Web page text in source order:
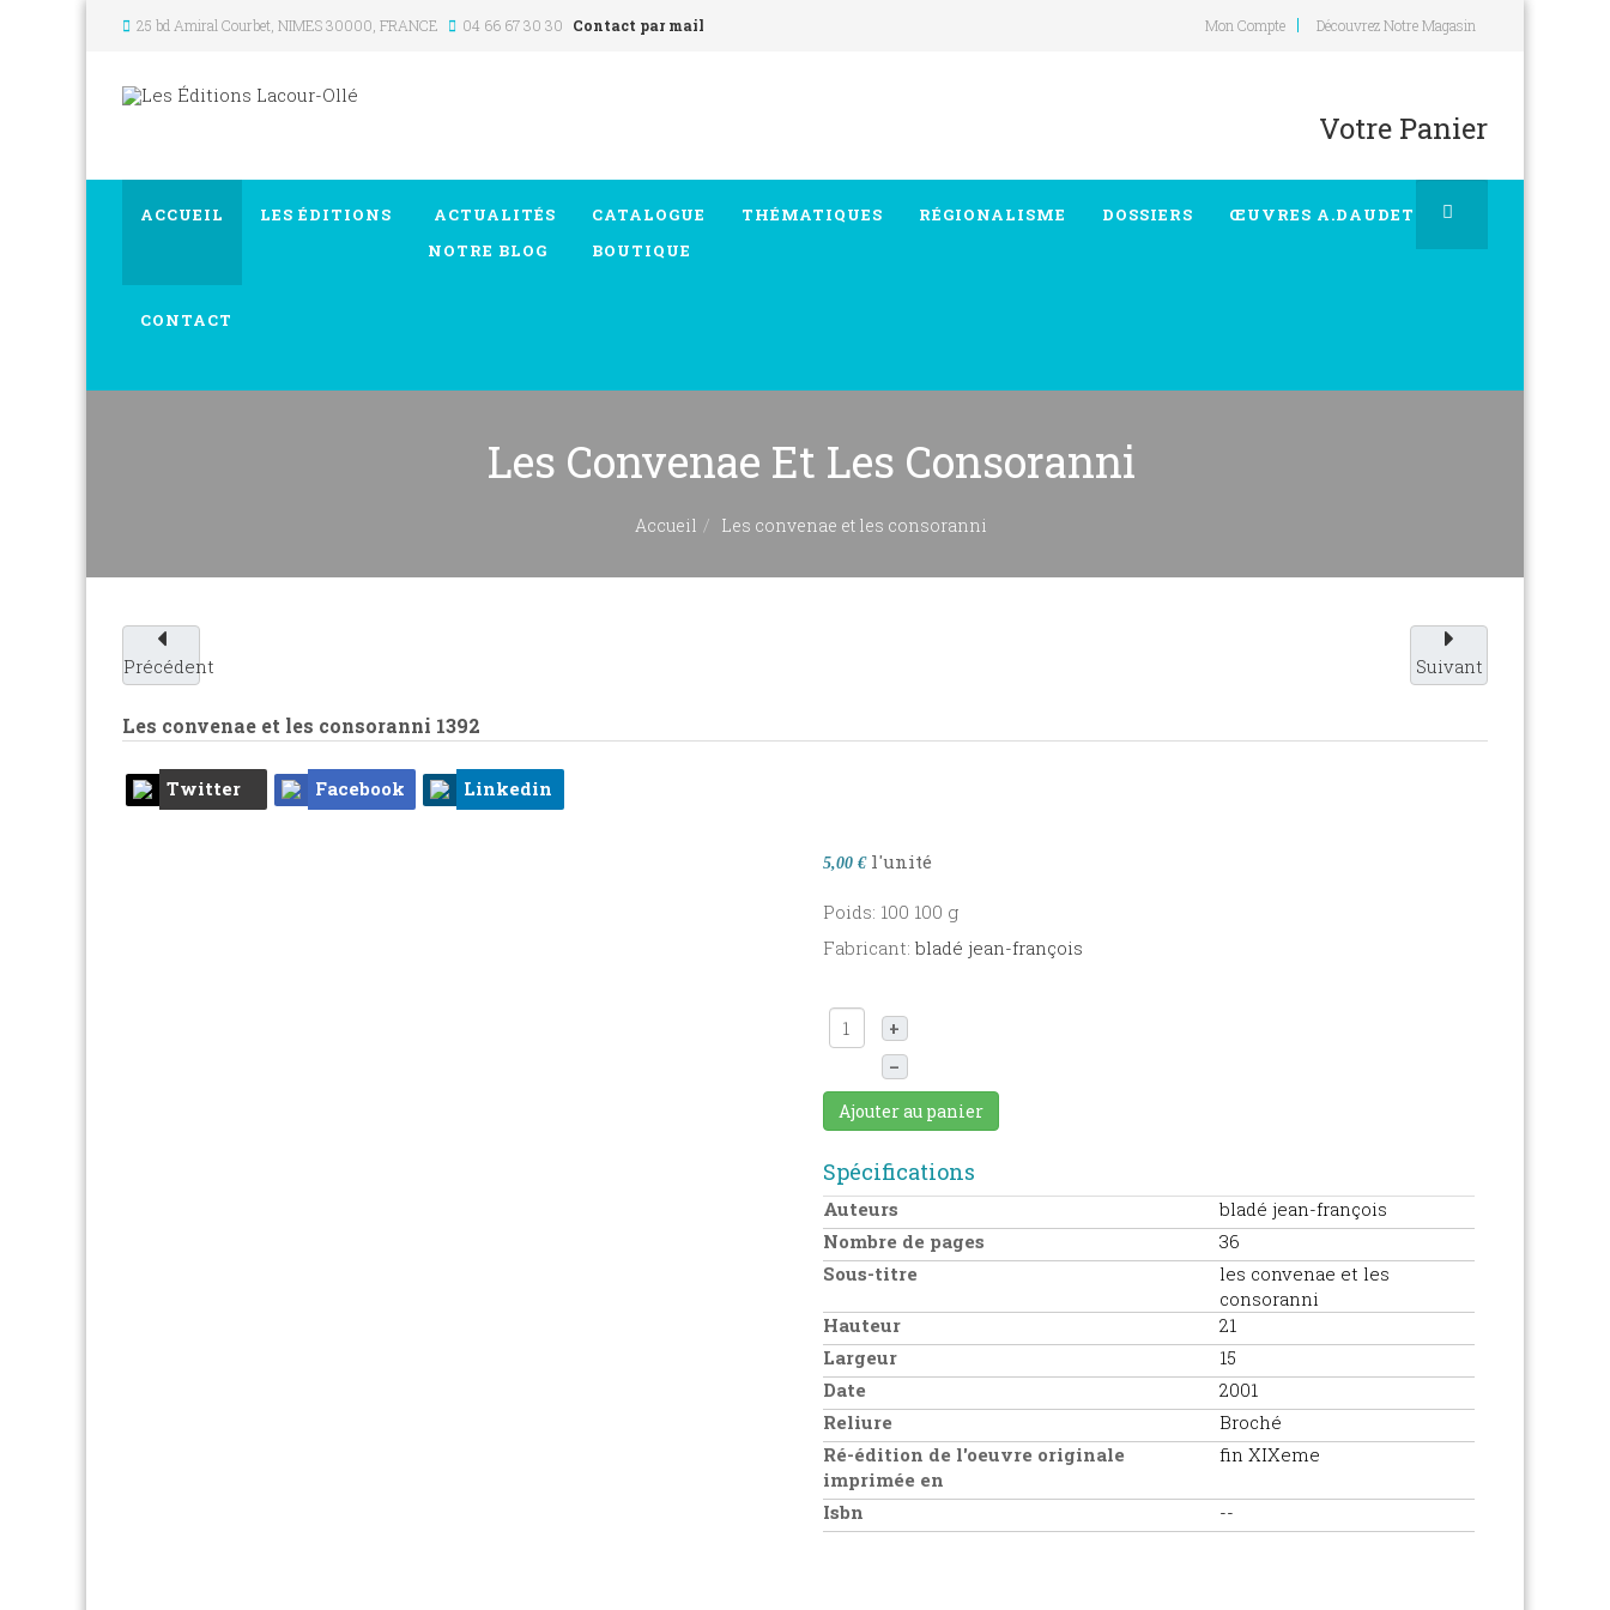
25 bd Amiral Courbet , NIMES30000 FRANCE 04 66 67 30 30 Contact par mail Mon Compte Découvrez Notre Magasin
Votre Panier
ACCUEIL LES ÉDITIONS
ACTUALITÉS
NOTRE BLOG
CATALOGUE
BOUTIQUE
THÉMATIQUES RÉGIONALISME DOSSIERS ŒUVRES A.DAUDET
CONTACT
Les Convenae Et Les Consoranni
Accueil Les convenae et les consoranni
Précédent Suivant
Les convenae et les consoranni 1392
Twitter Facebook Linkedin
5,00 € l'unité
Poids: 100 100 g
Fabricant: bladé jean-françois
+
–
Ajouter au panier
Spécifications
Auteurs
bladé jean-françois
Nombre de pages
36
Sous-titre
les convenae et les
consoranni
Hauteur
21
Largeur
15
Date
2001
Reliure
Broché
Ré-édition de l'oeuvre originale
imprimée en
fin XIXeme
Isbn --